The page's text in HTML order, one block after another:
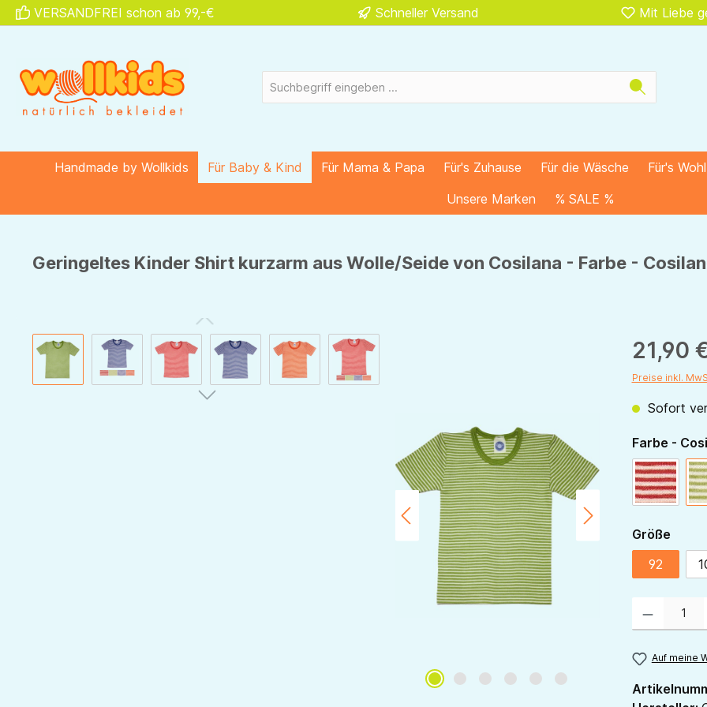
Zur Hauptnavigation springen
VERSANDFREI schon ab 99,-€ Schneller Versand Mit Liebe
Handmade by Wollkids Für Baby & Kind Für Mama & Papa Für's Zuhause Für die Wäsche Für's
Unsere Marken
% SALE %
Geringeltes Kinder Shirt kurzarm aus Wolle/Seide von Cosilana - Farbe -
Bildergalerie überspringen 21,90
Preise inkl.
Sofort
Farbe -
rot-natur
Größe
92
Auf meine